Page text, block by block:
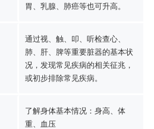
胃、乳腺、肺癌等也可升高。
通过视、触、叩、听检查心、
肺、肝、脾等重要脏器的基本状
况，发现常见疾病的相关征兆，
或初步排除常见疾病。
了解身体基本情况：身高、体
重、血压